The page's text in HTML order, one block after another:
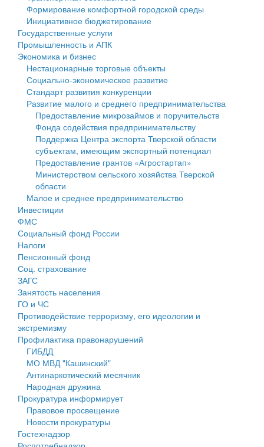
Государственные услуги
Промышленность и АПК
Экономика и бизнес
Символика
Устав
Гостям округа
Туризм
Культура
Образование
Здравоохранение
Социальная защита
Фотоальбом
муниципального округа Тверской области
Администрация Кашинского муниципального округа
Тверской области
Управление сельскими территориями
Открытые данные
Работа с обращениями граждан
Муниципальный контроль
Муниципальные услуги
Проекты административных регламентов
Антимонопольный комплаенс
Противодействие коррупции
Финансовое управление
Бюджет для граждан
Имущество
Выявление правообладателей ранее учтенных
объектов недвижимости
Имущественная поддержка субъектов малого и
среднего предпринимательства
Информационная поддержка субъектов малого и
среднего предпринимательства
Муниципальные программы
Контрольно-счетная палата
Персональные данные
Оценка регулирующего воздействия
Деятельность МУ
Нормативы градостроительного проектирования
Правила землепользования и застройки
Генеральные планы
Проекты планировки территории
Собрание депутатов
Формирование комфортной городской среды
Инициативное бюджетирование
Государственные услуги
Промышленность и АПК
Экономика и бизнес
Нестационарные торговые объекты
Социально-экономическое развитие
Стандарт развития конкуренции
Развитие малого и среднего предпринимательства
Предоставление микрозаймов и поручительств
Фонда содействия предпринимательству
Поддержка Центра экспорта Тверской области
субъектам, имеющим экспортный потенциал
Предоставление грантов «Агростартап»
Министерством сельского хозяйства Тверской
области
Малое и среднее предпринимательство
Инвестиции
ФМС
Социальный фонд России
Налоги
Пенсионный фонд
Соц. страхование
ЗАГС
Занятость населения
ГО и ЧС
Противодействие терроризму, его идеологии и
экстремизму
Профилактика правонарушений
ГИБДД
МО МВД "Кашинский"
Антинаркотический месячник
Народная дружина
Прокуратура информирует
Правовое просвещение
Новости прокуратуры
Гостехнадзор